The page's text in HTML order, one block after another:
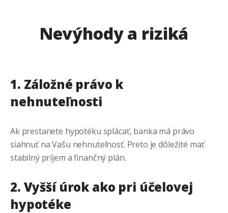
Nevýhody a riziká
1. Záložné právo k
nehnuteľnosti
Ak prestanete hypotéku splácať, banka má právo
siahnuť na Vašu nehnuteľnosť. Preto je dôležité mať
stabilný príjem a finančný plán.
2. Vyšší úrok ako pri účelovej
hypotéke